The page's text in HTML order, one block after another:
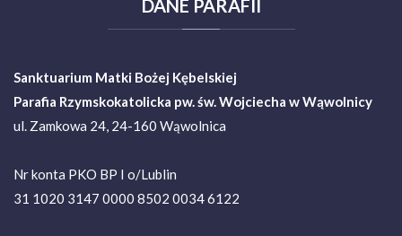
DANE PARAFII
Sanktuarium Matki Bożej Kębelskiej
Parafia Rzymskokatolicka pw. św. Wojciecha w Wąwolnicy
ul. Zamkowa 24, 24-160 Wąwolnica
Nr konta PKO BP I o/Lublin
31 1020 3147 0000 8502 0034 6122